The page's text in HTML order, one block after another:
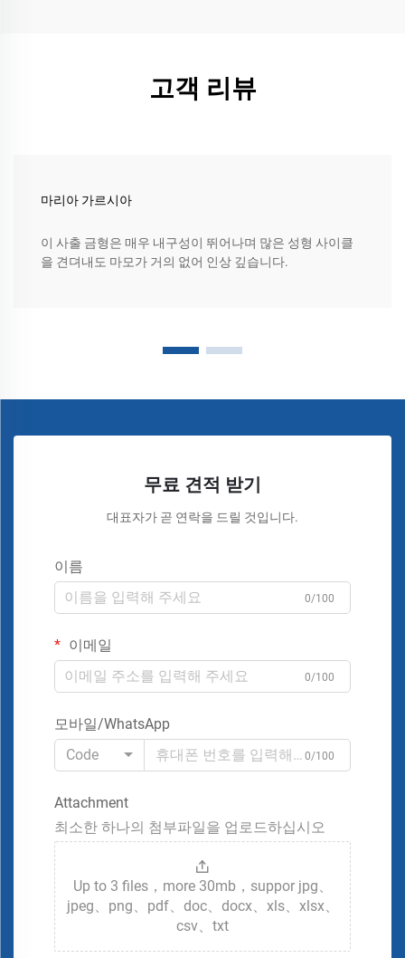
고객 리뷰
마리아 가르시아
이 사출 금형은 매우 내구성이 뛰어나며 많은 성형 사이클
을 견뎌내도 마모가 거의 없어 인상 깊습니다.
무료 견적 받기
대표자가 곧 연락을 드릴 것입니다.
이름
0/100
이메일
0/100
모바일/WhatsApp
Code
0/100
Attachment
최소한 하나의 첨부파일을 업로드하십시오
Up to 3 files，more 30mb，suppor jpg、
jpeg、png、pdf、doc、docx、xls、xlsx、
csv、txt